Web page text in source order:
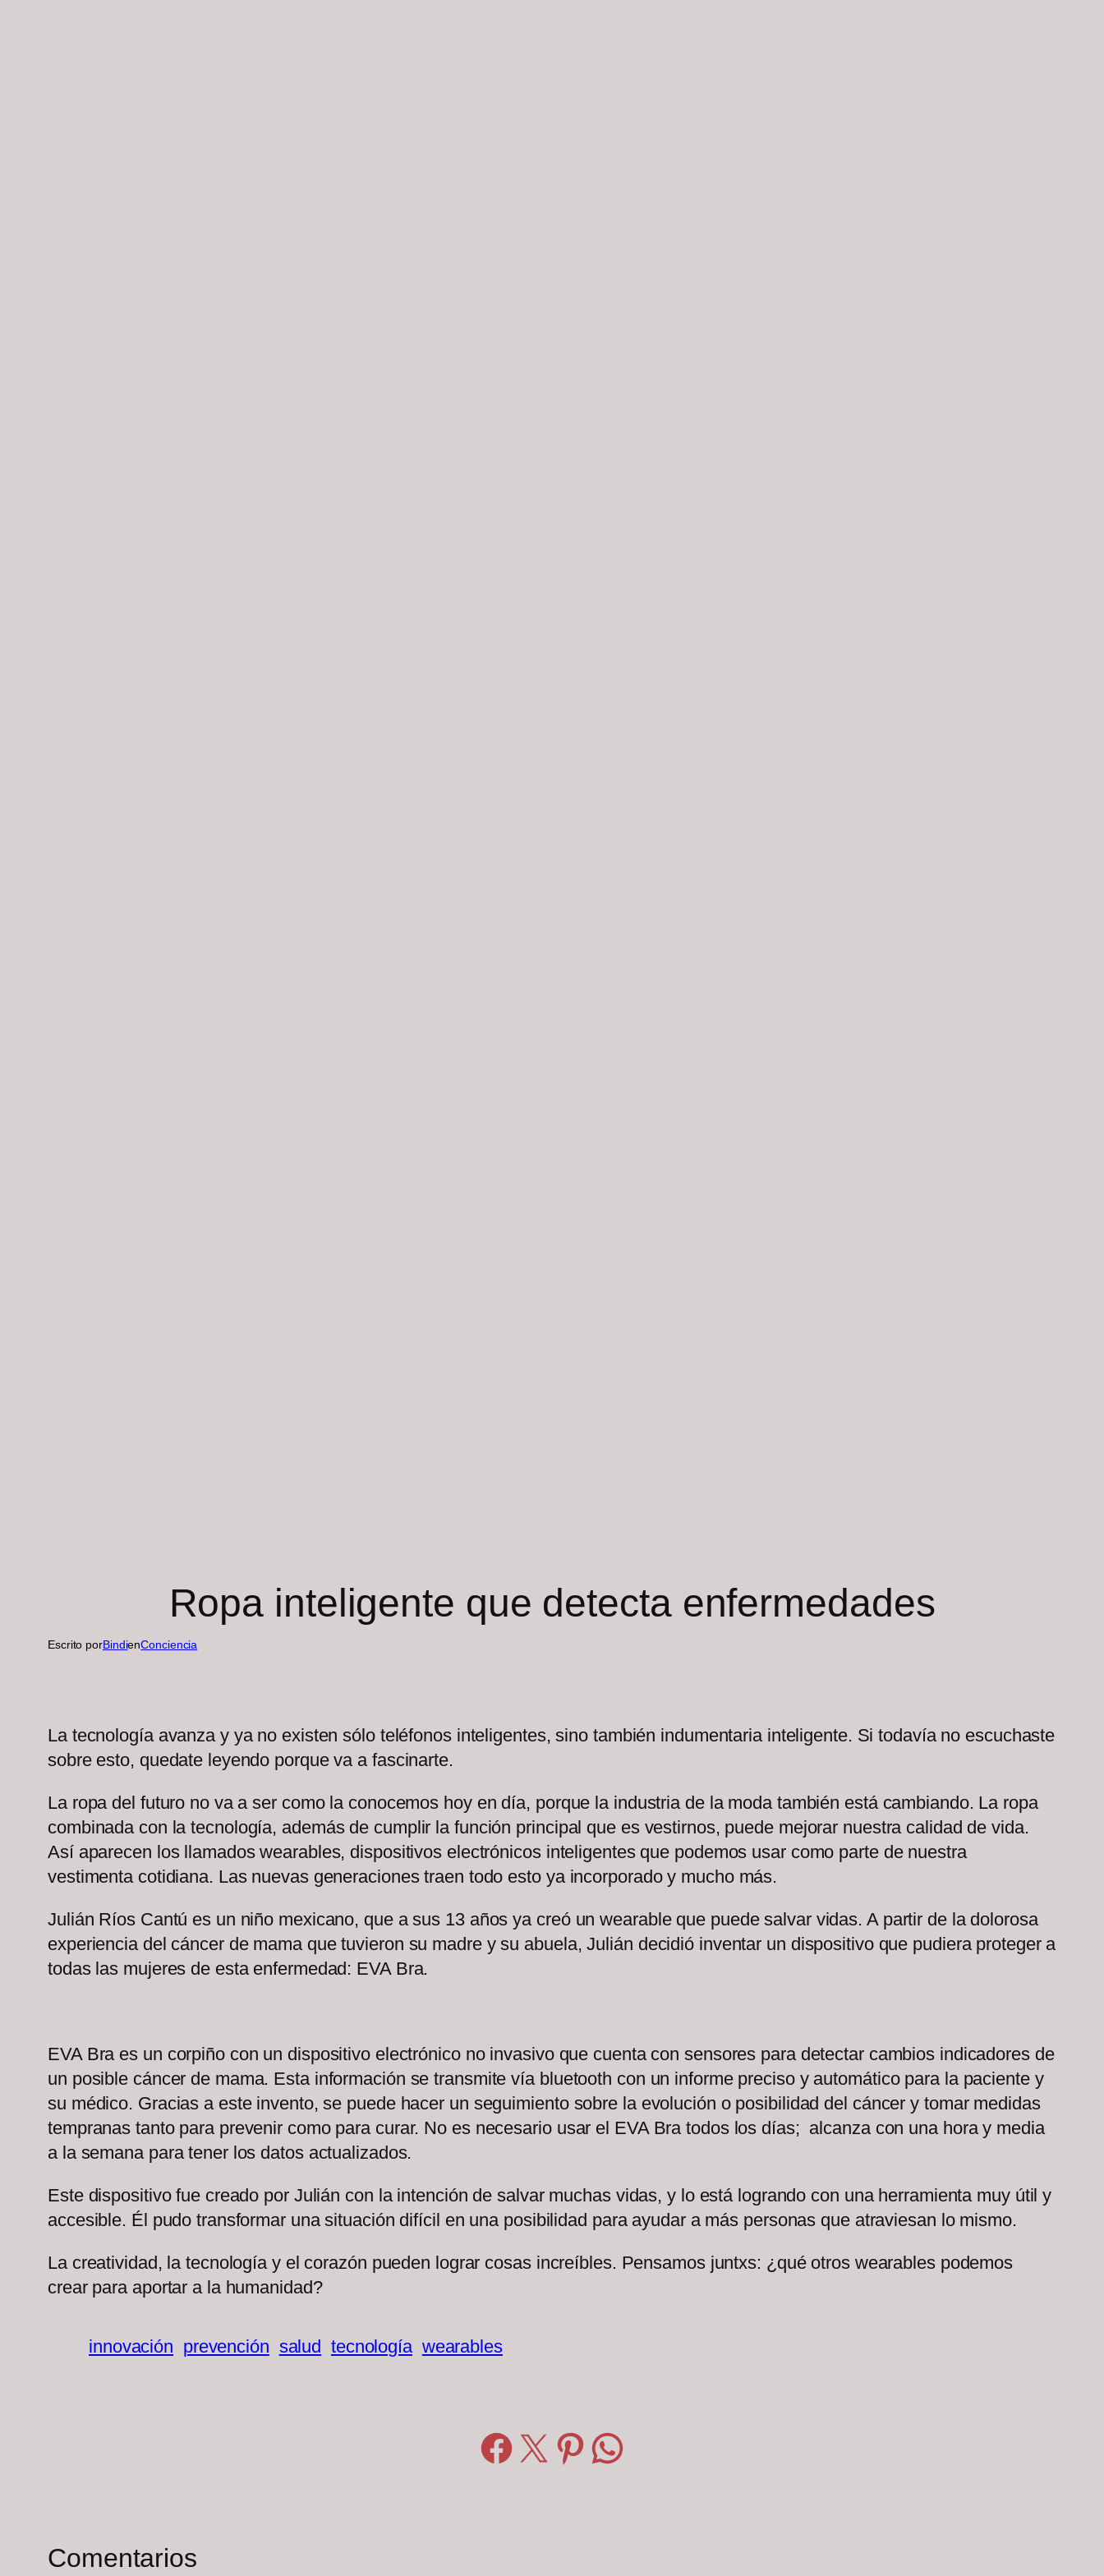
Ropa inteligente que detecta enfermedades
Escrito porBindienConciencia
La tecnología avanza y ya no existen sólo teléfonos inteligentes, sino también indumentaria inteligente. Si todavía no escuchaste
sobre esto, quedate leyendo porque va a fascinarte.
La ropa del futuro no va a ser como la conocemos hoy en día, porque la industria de la moda también está cambiando. La ropa
combinada con la tecnología, además de cumplir la función principal que es vestirnos, puede mejorar nuestra calidad de vida.
Así aparecen los llamados wearables, dispositivos electrónicos inteligentes que podemos usar como parte de nuestra
vestimenta cotidiana. Las nuevas generaciones traen todo esto ya incorporado y mucho más.
Julián Ríos Cantú es un niño mexicano, que a sus 13 años ya creó un wearable que puede salvar vidas. A partir de la dolorosa
experiencia del cáncer de mama que tuvieron su madre y su abuela, Julián decidió inventar un dispositivo que pudiera proteger a
todas las mujeres de esta enfermedad: EVA Bra.
EVA Bra es un corpiño con un dispositivo electrónico no invasivo que cuenta con sensores para detectar cambios indicadores de
un posible cáncer de mama. Esta información se transmite vía bluetooth con un informe preciso y automático para la paciente y
su médico. Gracias a este invento, se puede hacer un seguimiento sobre la evolución o posibilidad del cáncer y tomar medidas
tempranas tanto para prevenir como para curar. No es necesario usar el EVA Bra todos los días; alcanza con una hora y media
a la semana para tener los datos actualizados.
Este dispositivo fue creado por Julián con la intención de salvar muchas vidas, y lo está logrando con una herramienta muy útil y
accesible. Él pudo transformar una situación difícil en una posibilidad para ayudar a más personas que atraviesan lo mismo.
La creatividad, la tecnología y el corazón pueden lograr cosas increíbles. Pensamos juntxs: ¿qué otros wearables podemos
crear para aportar a la humanidad?
innovación prevención salud tecnología wearables
Compartir en Facebook
Compartir en X Compartir en Pinterest
Compartir en WhatsApp
Comentarios